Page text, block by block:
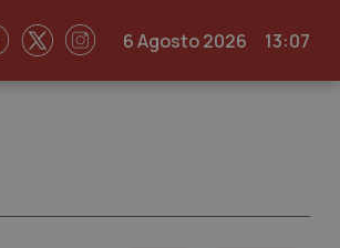
6 Agosto 2026 13:07